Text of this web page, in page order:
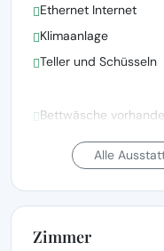
Ethernet Internet
Klimaanlage
Teller und Schüsseln
Bettwäsche
Satellitenfernsehen
Grillen
Alle
Zimmer